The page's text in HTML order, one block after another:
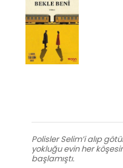
Polisler Selim’i alıp
yokluğu evin her
başlamıştı.